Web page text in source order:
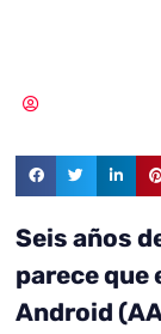
Seis años
parece que
Android